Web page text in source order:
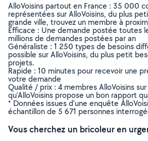
AlloVoisins partout en France : 35 000
représentées sur AlloVoisins, du plus
grande ville, trouvez un membre à
Efficace : Une demande postée toutes
millions de demandes postées par an
Généraliste : 1 250 types de besoins
possible sur AlloVoisins, du plus petit
projets.
Rapide : 10 minutes pour recevoir une
votre demande
Qualité / prix : 4 membres AlloVoisins
qu’AlloVoisins propose un bon rapport
* Données issues d’une enquête
échantillon de 5 671 personnes
Vous cherchez un bricoleur en